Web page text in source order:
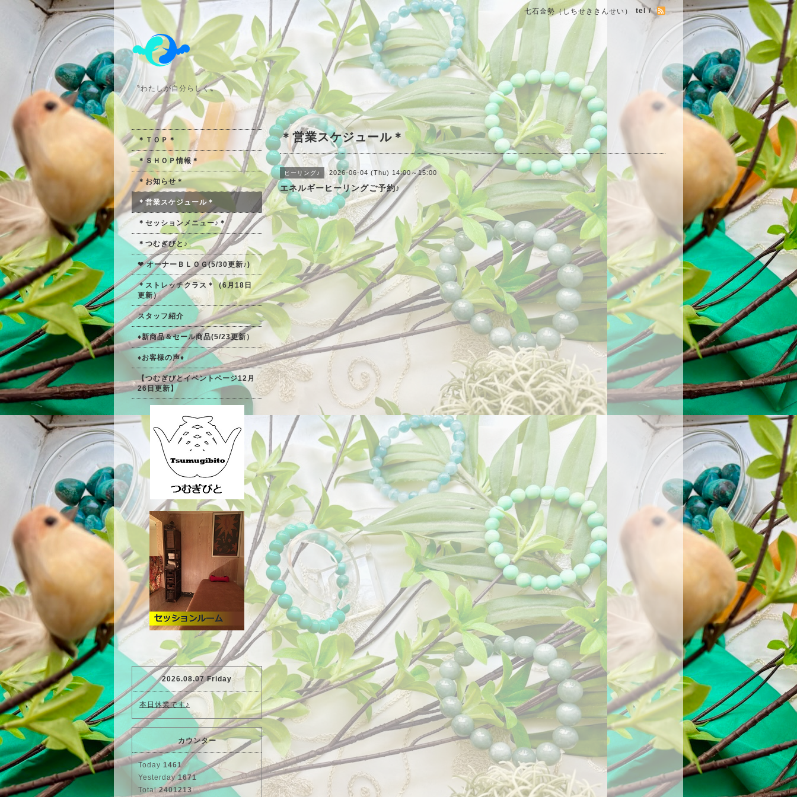
七石金勢（しちせききんせい） tel /
〝わたしが自分らしく〟
＊営業スケジュール＊
ヒーリング♪ 2026-06-04 (Thu) 14:00～15:00
エネルギーヒーリングご予約♪
＊ＴＯＰ＊
＊ＳＨＯＰ情報＊
＊お知らせ＊
＊営業スケジュール＊
＊セッションメニュー♪＊
＊つむぎびと♪
❤ オーナーＢＬＯＧ(5/30更新♪)
＊ストレッチクラス＊（6月18日
更新）
スタッフ紹介
♦新商品＆セール商品(5/23更新）
♦お客様の声♦
【つむぎびとイベントページ12月
26日更新】
2026.08.07 Friday
本日休業です♪
カウンター
Today 1461
Yesterday1671
Total2401213